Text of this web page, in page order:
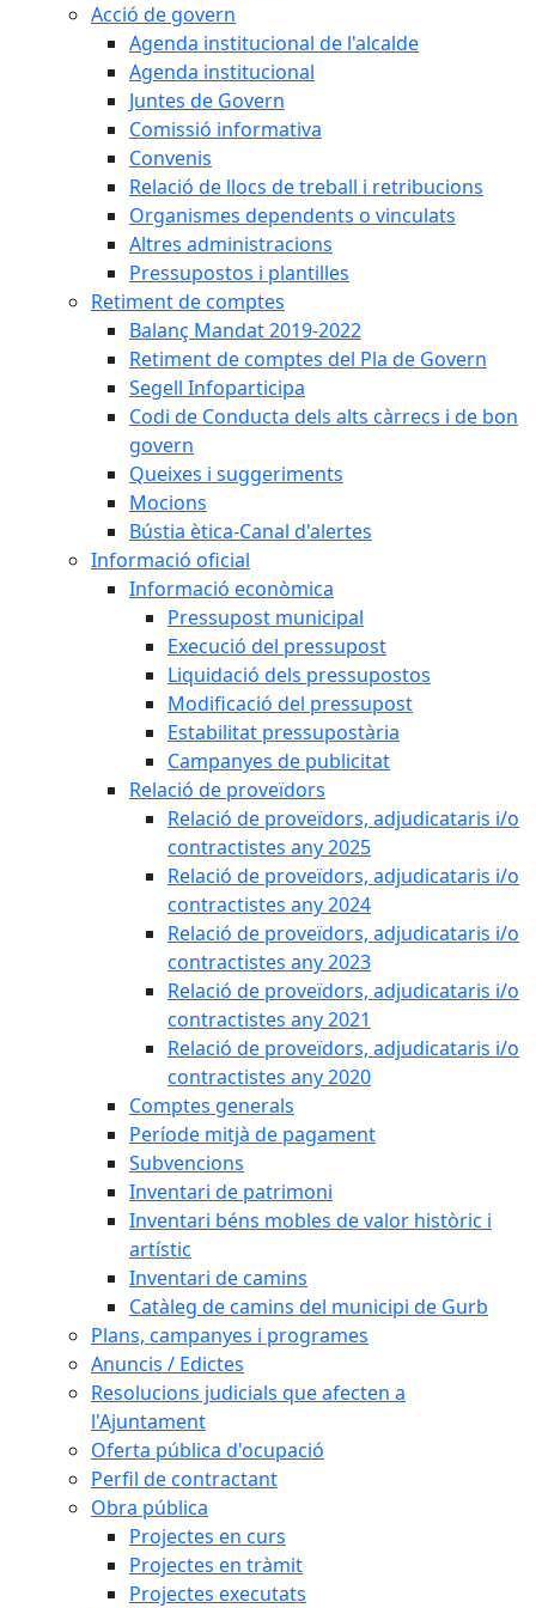
Acció de govern
Agenda institucional de l'alcalde
Agenda institucional
Juntes de Govern
Comissió informativa
Convenis
Relació de llocs de treball i retribucions
Organismes dependents o vinculats
Altres administracions
Pressupostos i plantilles
Retiment de comptes
Balanç Mandat 2019-2022
Retiment de comptes del Pla de Govern
Segell Infoparticipa
Codi de Conducta dels alts càrrecs i de bon
govern
Queixes i suggeriments
Mocions
Bústia ètica-Canal d'alertes
Informació oficial
Informació econòmica
Pressupost municipal
Execució del pressupost
Liquidació dels pressupostos
Modificació del pressupost
Estabilitat pressupostària
Campanyes de publicitat
Relació de proveïdors
Relació de proveïdors, adjudicataris i/o
contractistes any 2025
Relació de proveïdors, adjudicataris i/o
contractistes any 2024
Relació de proveïdors, adjudicataris i/o
contractistes any 2023
Relació de proveïdors, adjudicataris i/o
contractistes any 2021
Relació de proveïdors, adjudicataris i/o
contractistes any 2020
Comptes generals
Període mitjà de pagament
Subvencions
Inventari de patrimoni
Inventari béns mobles de valor històric i
artístic
Inventari de camins
Catàleg de camins del municipi de Gurb
Plans, campanyes i programes
Anuncis / Edictes
Resolucions judicials que afecten a
l'Ajuntament
Oferta pública d'ocupació
Perfil de contractant
Obra pública
Projectes en curs
Projectes en tràmit
Projectes executats